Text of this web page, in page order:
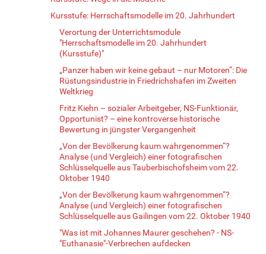
Kursstufe: Herrschaftsmodelle im 20. Jahrhundert
Verortung der Unterrichtsmodule
"Herrschaftsmodelle im 20. Jahrhundert
(Kursstufe)"
„Panzer haben wir keine gebaut – nur Motoren“: Die
Rüstungsindustrie in Friedrichshafen im Zweiten
Weltkrieg
Fritz Kiehn – sozialer Arbeitgeber, NS-Funktionär,
Opportunist? – eine kontroverse historische
Bewertung in jüngster Vergangenheit
„Von der Bevölkerung kaum wahrgenommen“?
Analyse (und Vergleich) einer fotografischen
Schlüsselquelle aus Tauberbischofsheim vom 22.
Oktober 1940
„Von der Bevölkerung kaum wahrgenommen“?
Analyse (und Vergleich) einer fotografischen
Schlüsselquelle aus Gailingen vom 22. Oktober 1940
"Was ist mit Johannes Maurer geschehen? - NS-
"Euthanasie"-Verbrechen aufdecken